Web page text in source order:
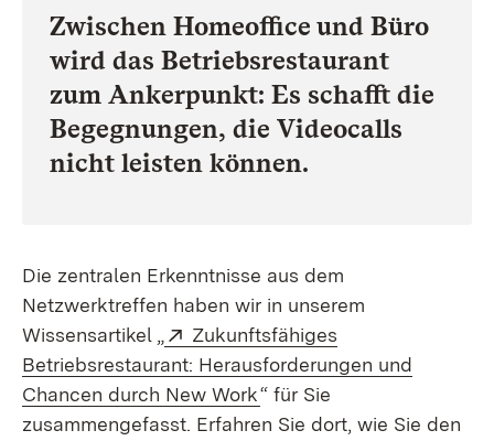
Zwischen Homeoffice und Büro
wird das Betriebsrestaurant
zum Ankerpunkt: Es schafft die
Begegnungen, die Videocalls
nicht leisten können.
Die zentralen Erkenntnisse aus dem
Netzwerktreffen haben wir in unserem
Wissensartikel „
Extern:
Zukunftsfähiges
Betriebsrestaurant: Herausforderungen und
Chancen durch New Work(Öffnet in neuem Fenster)
“ für Sie
zusammengefasst. Erfahren Sie dort, wie Sie den